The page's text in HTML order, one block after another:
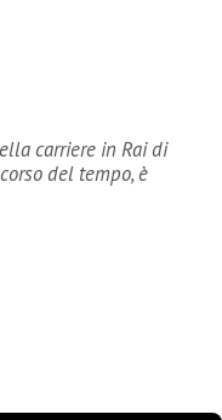
carriere in Rai di
del tempo, è